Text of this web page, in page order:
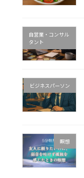
自営業・コンサル
タント
ビジネスパーソン
瞑想